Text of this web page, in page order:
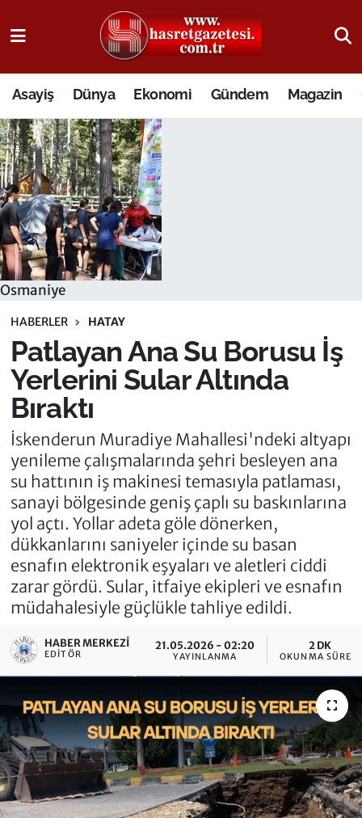
Asayiş Dünya Ekonomi Gündem Magazin
Osmaniye
HABERLER HATAY
Patlayan Ana Su Borusu İş
Yerlerini Sular Altında
Bıraktı
İskenderun Muradiye Mahallesi'ndeki altyapı
yenileme çalışmalarında şehri besleyen ana
su hattının iş makinesi temasıyla patlaması,
sanayi bölgesinde geniş çaplı su baskınlarına
yol açtı. Yollar adeta göle dönerken,
dükkanlarını saniyeler içinde su basan
esnafın elektronik eşyaları ve aletleri ciddi
zarar gördü. Sular, itfaiye ekipleri ve esnafın
müdahalesiyle güçlükle tahliye edildi.
HABER MERKEZI
EDITÖR
21.05.2026 - 02:20
YAYINLANMA
2 DK
OKUNMA SÜRESI
Osmaniye Nöbetçi Eczaneler
Osmaniye Hava Durumu
Osmaniye Trafik Yoğunluk Haritası
Süper Lig Puan Durumu ve Fikstür
Tüm Manşetler
Son Dakika Haberleri